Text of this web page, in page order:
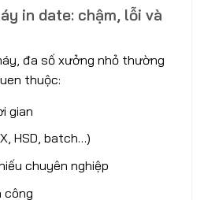
in date: chậm, lỗi và
đa số xưởng nhỏ thường
thuộc:
gian
HSD, batch…)
chuyên nghiệp
công